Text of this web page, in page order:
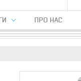
ПРО НАС